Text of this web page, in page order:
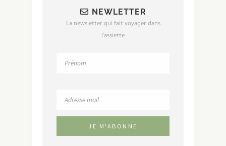
NEWLETTER
La newsletter qui fait voyager dans
l'assiette